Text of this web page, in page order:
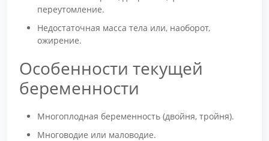
переутомление.
Недостаточная масса тела или, наоборот,
ожирение.
Особенности текущей
беременности
Многоплодная беременность (двойня, тройня).
Многоводие или маловодие.